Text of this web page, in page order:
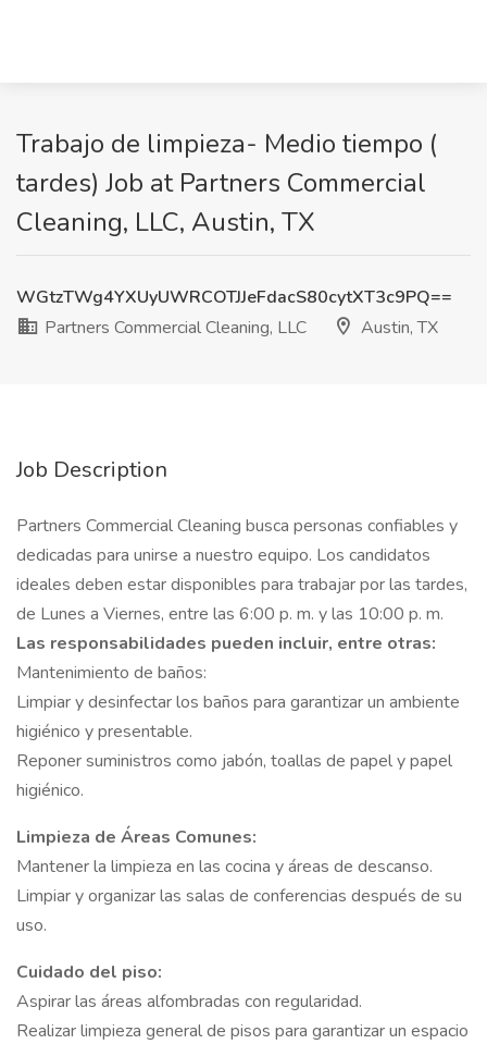
Trabajo de limpieza- Medio tiempo (
tardes) Job at Partners Commercial
Cleaning, LLC, Austin, TX
WGtzTWg4YXUyUWRCOTJJeFdacS80cytXT3c9PQ==
Partners Commercial Cleaning, LLC
Austin, TX
Job Description
Partners Commercial Cleaning busca personas confiables y
dedicadas para unirse a nuestro equipo. Los candidatos
ideales deben estar disponibles para trabajar por las tardes,
de Lunes a Viernes, entre las 6:00 p. m. y las 10:00 p. m.
Las responsabilidades pueden incluir, entre otras:
Mantenimiento de baños:
Limpiar y desinfectar los baños para garantizar un ambiente
higiénico y presentable.
Reponer suministros como jabón, toallas de papel y papel
higiénico.
Limpieza de Áreas Comunes:
Mantener la limpieza en las cocina y áreas de descanso.
Limpiar y organizar las salas de conferencias después de su
uso.
Cuidado del piso:
Aspirar las áreas alfombradas con regularidad.
Realizar limpieza general de pisos para garantizar un espacio